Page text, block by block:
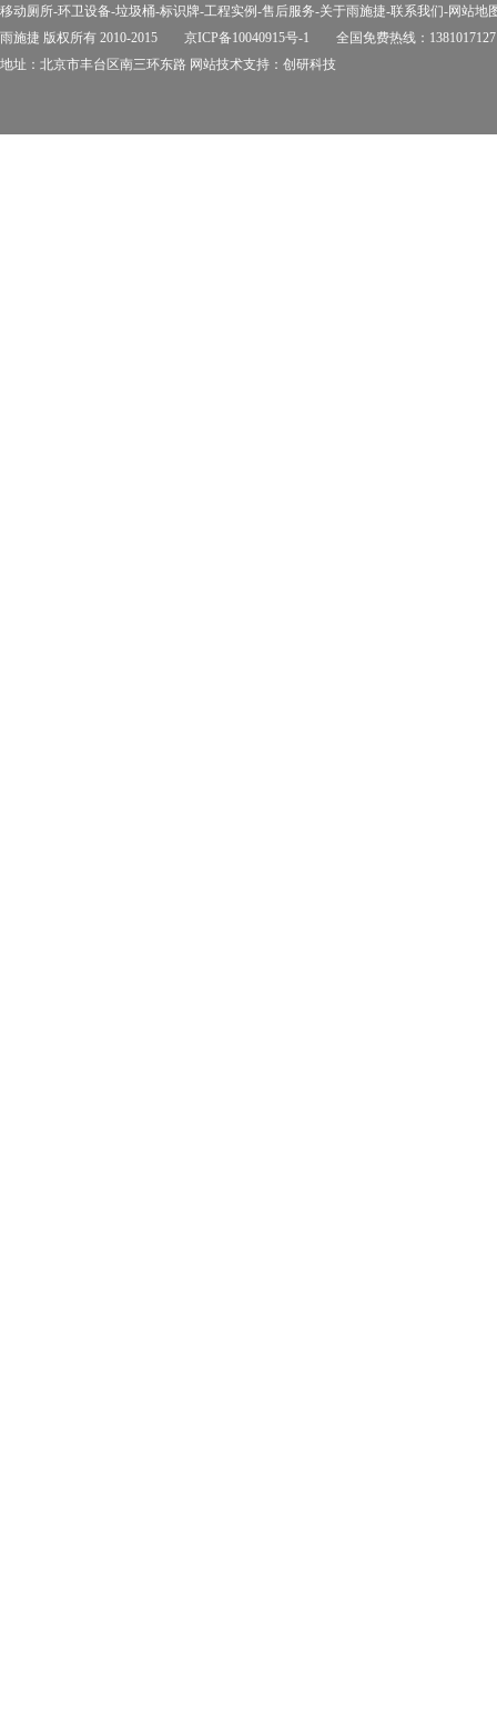
移动厕所-环卫设备-垃圾桶-标识牌-工程实例-售后服务-关于雨施捷-联系我们-网站地
雨施捷 版权所有 2010-2015 京ICP备10040915号-1
全国免费热线：
地址：北京市丰台区南三环东路 网站技术支持： 创研科技